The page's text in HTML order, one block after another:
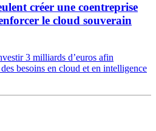
créer une coentreprise
le cloud souverain
3 milliards d’euros afin
besoins en cloud et en intelligence